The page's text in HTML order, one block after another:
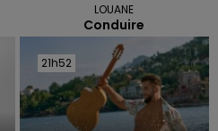
LOUANE
Conduire
21h52
21h52